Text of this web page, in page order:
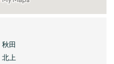
秋田
北上